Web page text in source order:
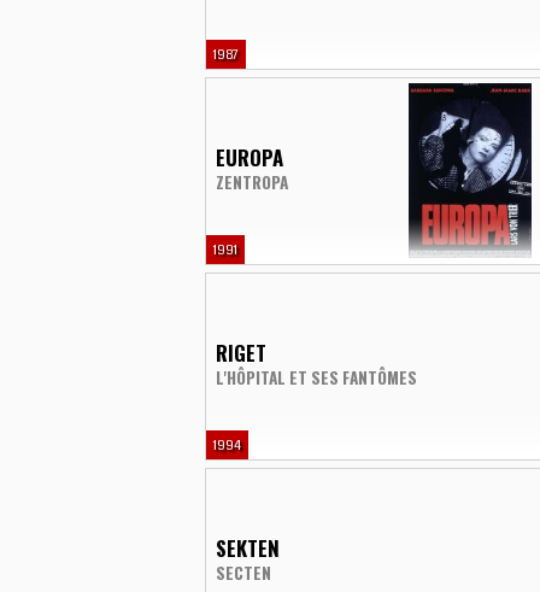
1987
EUROPA
ZENTROPA
1991
RIGET
L'HÔPITAL ET SES FANTÔMES
1994
SEKTEN
SECTEN